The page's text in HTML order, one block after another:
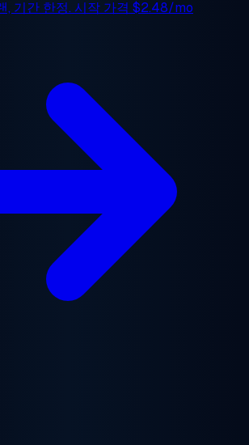
, 기간 한정. 시작 가격 $2.48/mo